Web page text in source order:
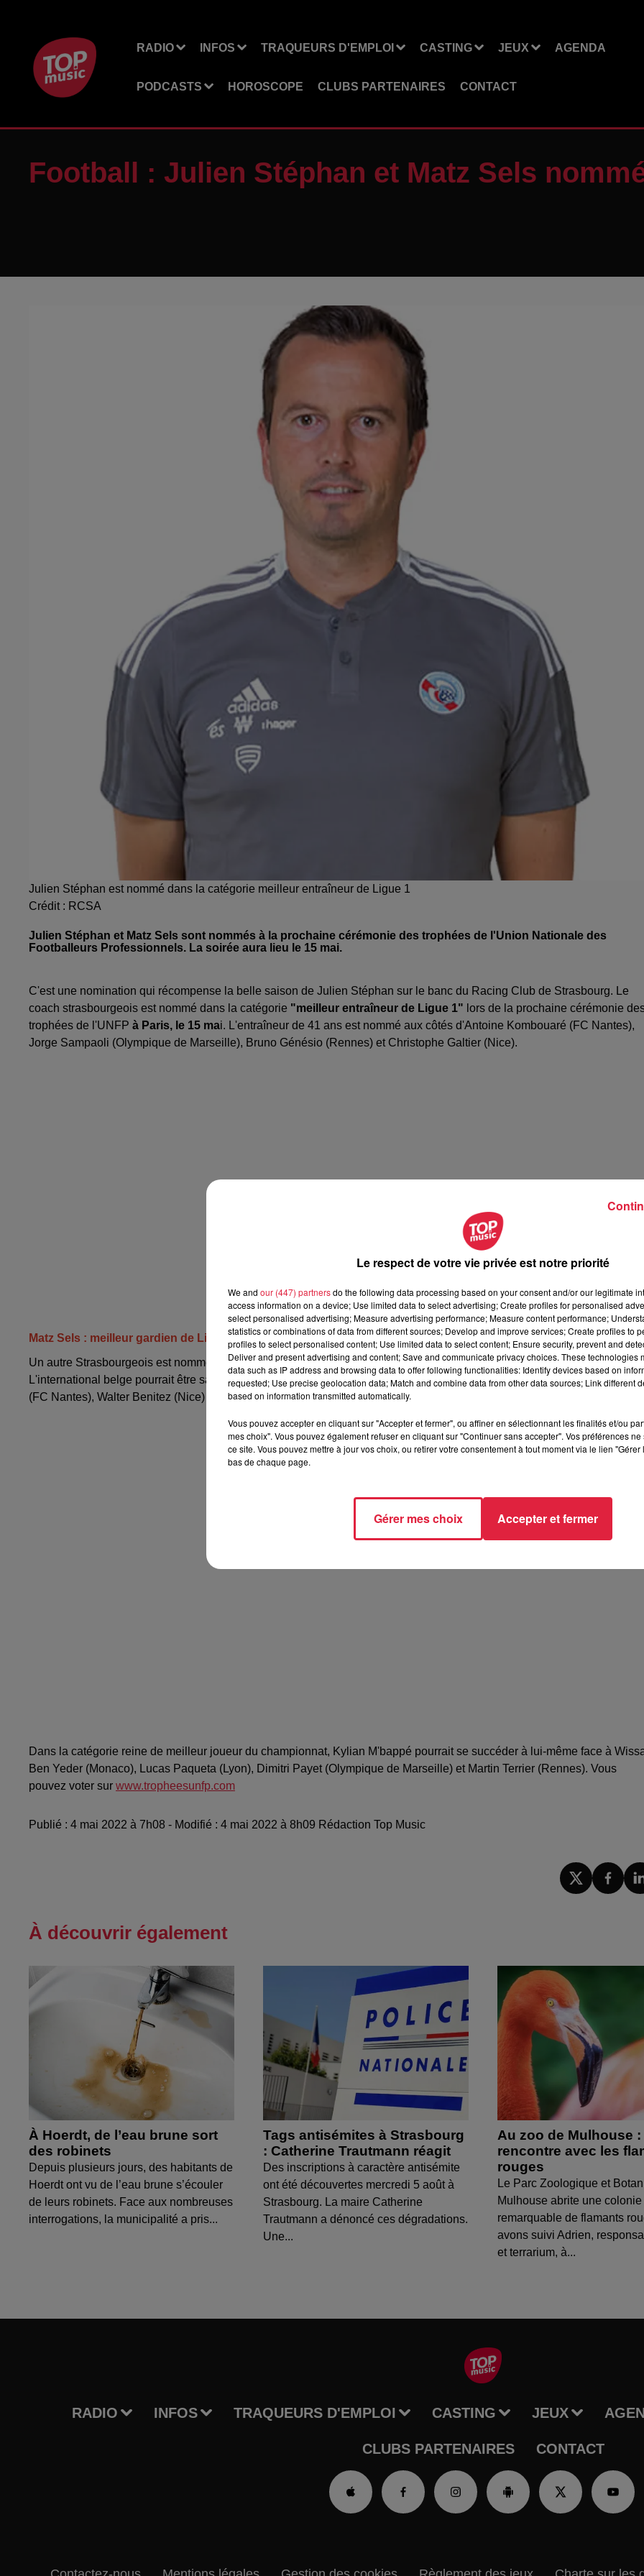
RADIO INFOS TRAQUEURS D'EMPLOI CASTING JEUX AGENDA
PODCASTS HOROSCOPE CLUBS PARTENAIRES CONTACT
Football : Julien Stéphan et Matz Sels
Julien Stéphan est nommé dans la catégorie meilleur entraîneur de Ligue 1
Crédit : RCSA
Julien Stéphan et Matz Sels sont nommés à la prochaine cérémonie des trophées de l'Union Nationale des
Footballeurs Professionnels. La soirée aura lieu le 15 mai.
C'est une nomination qui récompense la belle saison de Julien Stéphan sur le banc du Racing Club de Strasbourg. Le
coach strasbourgeois est nommé dans la catégorie "meilleur entraîneur de Ligue 1" lors de la prochaine cérémonie
trophées de l'UNFP à Paris, le 15 mai. L'entraîneur de 41 ans est nommé aux côtés d'Antoine Kombouaré (FC Nantes),
Jorge Sampaoli (Olympique de Marseille), Bruno Génésio (Rennes) et Christophe Galtier (Nice).
Matz Sels : meilleur gardien de Ligue 1 ?
Un autre Strasbourgeois est nommé dans l'une des catégories des trophées UNFP.Il s'agit du portier Matz Sels.
L'international belge pourrait être sacrémeilleur gardien de Ligue 1. Il figure dans sa catégorie aux côtés d'Alban Lafont
(FC Nantes), Walter Benitez (Nice) , Gianluigi Donnaruma (PSG) et Pau Lopez (Olympique de Marseille).
Dans la catégorie reine de meilleur joueur du championnat, Kylian M'bappé pourrait se succéder à lui-même face à
Ben Yeder (Monaco), Lucas Paqueta (Lyon), Dimitri Payet (Olympique de Marseille) et Martin Terrier (Rennes). Vous
pouvez voter sur www.tropheesunfp.com
Publié : 4 mai 2022 à 7h08 - Modifié : 4 mai 2022 à 8h09 Rédaction Top Music
À découvrir également
À Hoerdt, de l’eau brune sort
des robinets
Depuis plusieurs jours, des habitants de
Hoerdt ont vu de l’eau brune s’écouler
de leurs robinets. Face aux nombreuses
interrogations, la municipalité a pris...
Tags antisémites à Strasbourg
: Catherine Trautmann réagit
Des inscriptions à caractère antisémite
ont été découvertes mercredi 5 août à
Strasbourg. La maire Catherine
Trautmann a dénoncé ces dégradations.
Une...
Au zoo de Mulhouse :
rencontre avec les
rouges
Le Parc Zoologique et
Mulhouse abrite une colonie
remarquable de flamants
avons suivi Adrien,
et terrarium, à...
RADIO INFOS TRAQUEURS D'EMPLOI CASTING JEUX
CLUBS PARTENAIRES CONTACT
Le respect de votre vie privée est notre priorité
We and our (447) partnersdo the following data processing based on your consent and/or our legitimate
access information on a device; Use limited data to select advertising; Create profiles for personalised
select personalised advertising; Measure advertising performance; Measure content performance;
statistics or combinations of data from different sources; Develop and improve services; Create profiles to
profiles to select personalised content; Use limited data to select content; Ensure security, prevent and
Deliver and present advertising and content; Save and communicate privacy choices. These technologies
data such as IP address and browsing data to offer following functionalities: Identify devices based on
requested; Use precise geolocation data; Match and combine data from other data sources; Link different
based on information transmitted automatically.
Vous pouvez accepter en cliquant sur "Accepter et fermer", ou affiner en sélectionnant les finalités et/ou
mes choix". Vous pouvez également refuser en cliquant sur "Continuer sans accepter". Vos préférences
ce site. Vous pouvez mettre à jour vos choix, ou retirer votre consentement à tout moment via le lien
bas de chaque page.
Gérer mes choix Accepter et fermer